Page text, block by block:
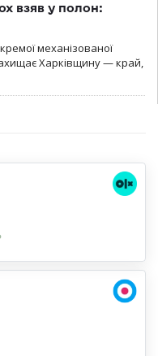
взяв у полон:
механізованої
Харківщину — край,